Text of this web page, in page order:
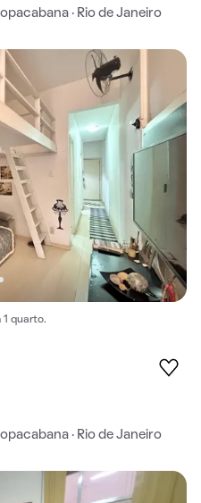
· Rio de Janeiro
quarto.
· Rio de Janeiro